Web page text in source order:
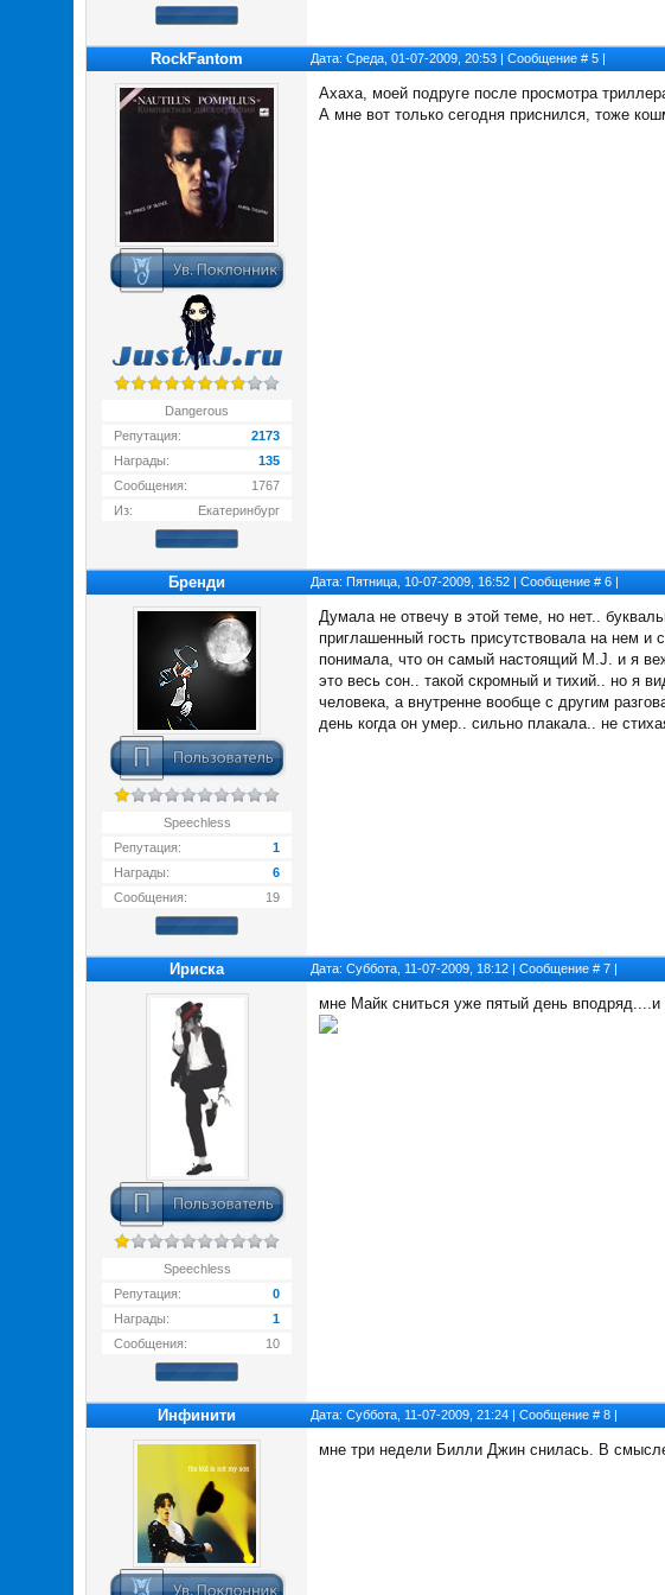
RockFantom Дата: Среда, 01-07-2009, 20:53 | Сообщение # 5 |
Dangerous
Репутация:
2173
Награды:
135
Сообщения:
1767
Из:
Екатеринбург
Ахаха, моей подруге после просмотра
А мне вот только сегодня приснился, тоже
Бренди Дата: Пятница, 10-07-2009, 16:52 | Сообщение # 6 |
Speechless
Репутация:
1
Награды:
6
Сообщения:
19
Думала не отвечу в этой теме, но нет..
приглашенный гость присутствовала на нем
понимала, что он самый настоящий M.J. и я
это весь сон.. такой скромный и тихий.. но я
человека, а внутренне вообще с другим
день когда он умер.. сильно плакала.. не
Ириска Дата: Суббота, 11-07-2009, 18:12 | Сообщение # 7 |
Speechless
Репутация:
0
Награды:
1
Сообщения:
10
мне Майк сниться уже пятый день вподряд....и
Инфинити Дата: Суббота, 11-07-2009, 21:24 | Сообщение # 8 |
мне три недели Билли Джин снилась. В